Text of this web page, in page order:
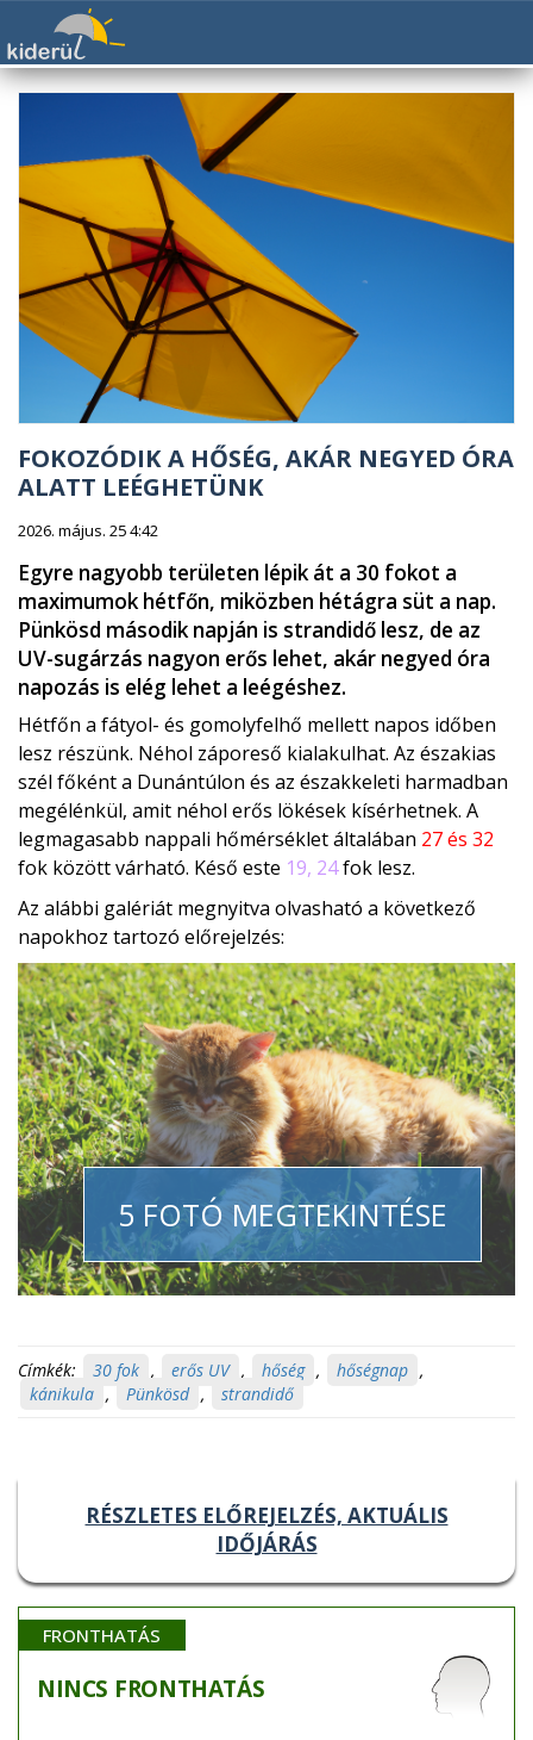
FOKOZÓDIK A HŐSÉG, AKÁR NEGYED ÓRA
ALATT LEÉGHETÜNK
2026. május. 25 4:42
Egyre nagyobb területen lépik át a 30 fokot a
maximumok hétfőn, miközben hétágra süt a nap.
Pünkösd második napján is strandidő lesz, de az
UV-sugárzás nagyon erős lehet, akár negyed óra
napozás is elég lehet a leégéshez.
Hétfőn a fátyol- és gomolyfelhő mellett napos időben
lesz részünk. Néhol záporeső kialakulhat. Az északias
szél főként a Dunántúlon és az északkeleti harmadban
megélénkül, amit néhol erős lökések kísérhetnek. A
legmagasabb nappali hőmérséklet általában 27 és 32
fok között várható. Késő este 19, 24fok lesz.
Az alábbi galériát megnyitva olvasható a következő
napokhoz tartozó előrejelzés:
5 FOTÓ MEGTEKINTÉSE
Címkék: 30 fok , erős UV , hőség , hőségnap ,
kánikula , Pünkösd , strandidő
RÉSZLETES ELŐREJELZÉS, AKTUÁLIS
IDŐJÁRÁS
FRONTHATÁS
NINCS FRONTHATÁS